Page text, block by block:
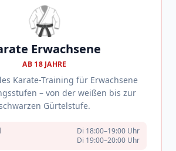
🥋
Erwachsene
AB 18 JAHRE
Karate-Training für Erwachsene
– von der weißen bis zur
Gürtelstufe.
Di 18:00–19:00 Uhr
Di 19:00–20:00 Uhr